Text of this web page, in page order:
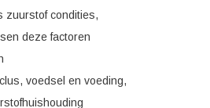
zuurstof condities,
deze factoren
voedsel en voeding,